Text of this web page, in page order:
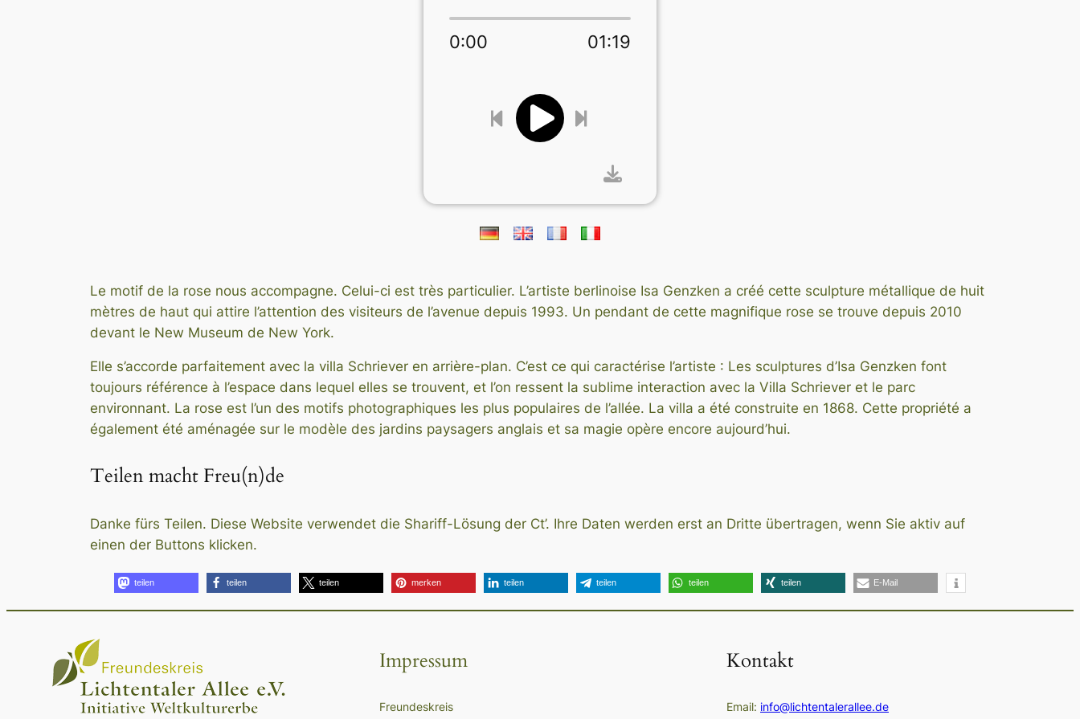
0:00 01:19
Le motif de la rose nous accompagne. Celui-ci est très particulier. L’artiste berlinoise Isa Genzken a créé cette sculpture métallique de huit
mètres de haut qui attire l’attention des visiteurs de l’avenue depuis 1993. Un pendant de cette magnifique rose se trouve depuis 2010
devant le New Museum de New York.
Elle s’accorde parfaitement avec la villa Schriever en arrière-plan. C’est ce qui caractérise l’artiste : Les sculptures d’Isa Genzken font
toujours référence à l’espace dans lequel elles se trouvent, et l’on ressent la sublime interaction avec la Villa Schriever et le parc
environnant. La rose est l’un des motifs photographiques les plus populaires de l’allée. La villa a été construite en 1868. Cette propriété a
également été aménagée sur le modèle des jardins paysagers anglais et sa magie opère encore aujourd’hui.
Teilen macht Freu(n)de
Danke fürs Teilen. Diese Website verwendet die Shariff-Lösung der Ct’. Ihre Daten werden erst an Dritte übertragen, wenn Sie aktiv auf
einen der Buttons klicken.
teilen teilen teilen merken teilen teilen teilen teilen E-Mail
Impressum
Freundeskreis
Kontakt
Email: info@lichtentalerallee.de